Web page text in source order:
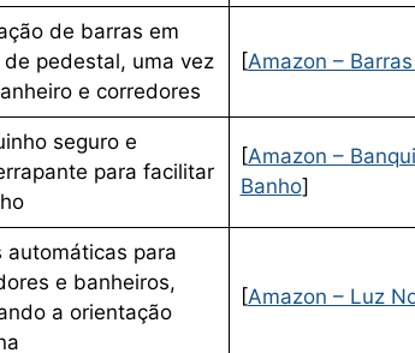
de barras em
de pedestal, uma vez
e corredores
[Amazon –
seguro e
para facilitar
[Amazon –
Banho]
automáticas para
e banheiros,
a orientação
[Amazon – Luz